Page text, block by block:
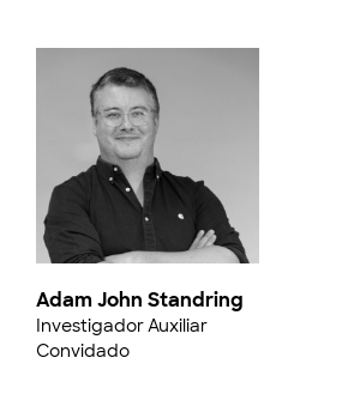
Adam John Standring
Investigador Auxiliar
Convidado